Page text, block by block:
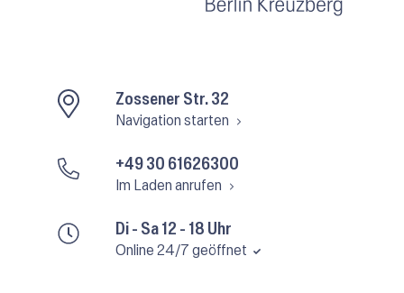
Di - Sa 12 - 18 Uhr
Online 24/7 geöffnet
Zossener Str. 32
Navigation starten
+49 30 61626300
Im Laden anrufen